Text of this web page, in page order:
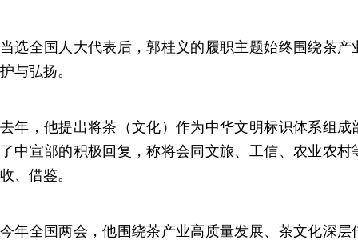
当选全国人大代表后，郭桂义的履职主题始终围绕茶
护与弘扬。
去年，他提出将茶（文化）作为中华文明标识体系组
了中宣部的积极回复，称将会同文旅、工信、农业农
收、借鉴。
今年全国两会，他围绕茶产业高质量发展、茶文化深